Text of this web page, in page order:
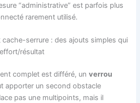
“administrative” est parfois plus
rarement utilisé.
serrure : des ajouts simples qui
résultat
complet est différé, unverrou
apporter un second obstacle
pas une multipoints, mais il